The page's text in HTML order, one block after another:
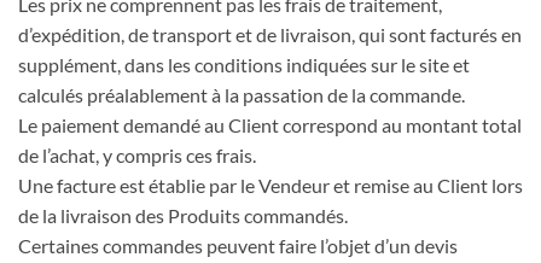
d’expédition, de transport et de livraison, qui sont facturés en
supplément, dans les conditions indiquées sur le site et
calculés préalablement à la passation de la commande.
Le paiement demandé au Client correspond au montant total
de l’achat, y compris ces frais.
Une facture est établie par le Vendeur et remise au Client lors
de la livraison des Produits commandés.
Certaines commandes peuvent faire l’objet d’un devis